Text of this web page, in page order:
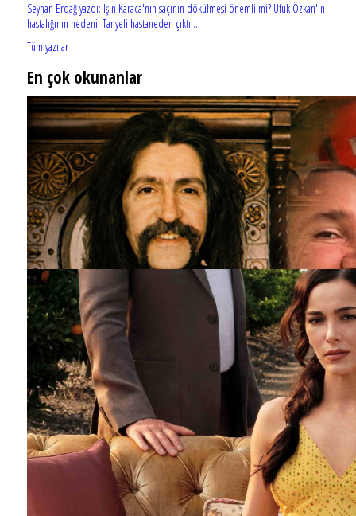
Seyhan Erdağ yazdı: Işın Karaca'nın saçının dökülmesi önemli mi? Ufuk Özkan'ın
hastalığının nedeni! Tanyeli hastaneden çıktı...
Tüm yazılar
En çok okunanlar
Barış Manço'nun mirasçıları mahkemede!